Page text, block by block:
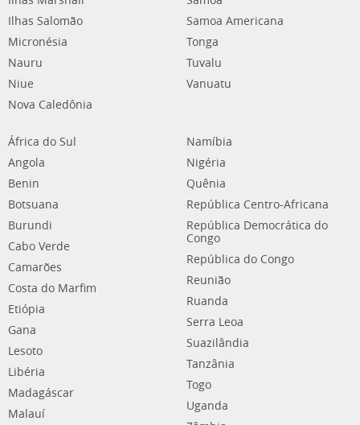
Ilhas Salomão
Micronésia
Nauru
Niue
Nova Caledônia
Samoa Americana
Tonga
Tuvalu
Vanuatu
África do Sul
Angola
Benin
Botsuana
Burundi
Cabo Verde
Camarões
Costa do Marfim
Etiópia
Gana
Lesoto
Libéria
Madagáscar
Malauí
Namíbia
Nigéria
Quênia
República Centro-Africana
República Democrática do
Congo
República do Congo
Reunião
Ruanda
Serra Leoa
Suazilândia
Tanzânia
Togo
Uganda